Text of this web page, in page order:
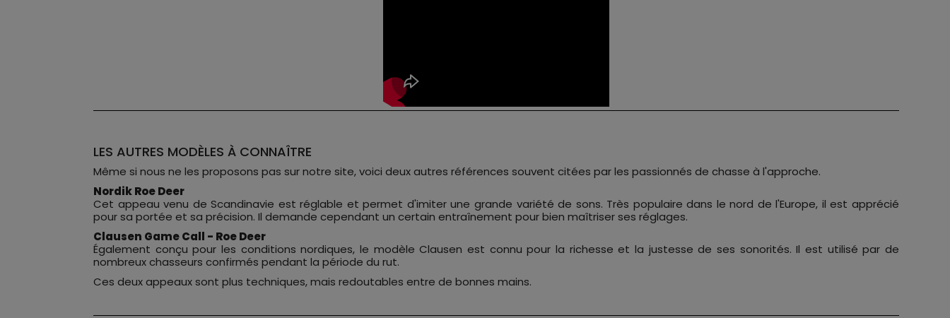
LES AUTRES MODÈLES À CONNAÎTRE
Même si nous ne les proposons pas sur notre site, voici deux autres références souvent citées par les passionnés de chasse à l'approche.
Nordik Roe Deer
Cet appeau venu de Scandinavie est réglable et permet d'imiter une grande variété de sons. Très populaire dans le nord de l'Europe, il est apprécié
pour sa portée et sa précision. Il demande cependant un certain entraînement pour bien maîtriser ses réglages.
Clausen Game Call - Roe Deer
Également conçu pour les conditions nordiques, le modèle Clausen est connu pour la richesse et la justesse de ses sonorités. Il est utilisé par de
nombreux chasseurs confirmés pendant la période du rut.
Ces deux appeaux sont plus techniques, mais redoutables entre de bonnes mains.